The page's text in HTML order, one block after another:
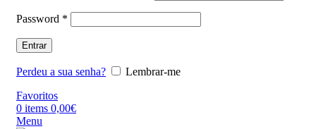
Password *
Entrar
Perdeu a sua senha?
Lembrar-me
Favoritos
0 items 0,00€
Menu